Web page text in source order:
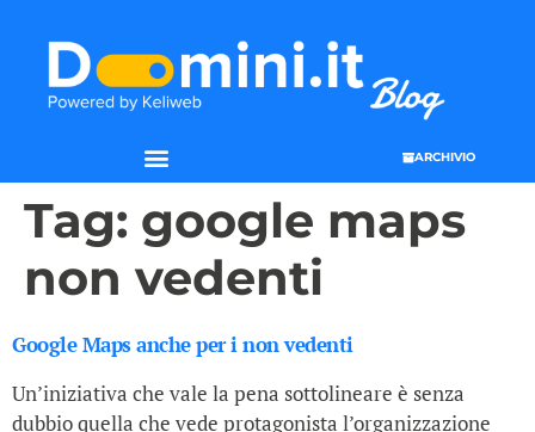
ARCHIVIO
Tag: google maps
non vedenti
Google Maps anche per i non vedenti
Un’iniziativa che vale la pena sottolineare è senza
dubbio quella che vede protagonista l’organizzazione